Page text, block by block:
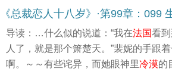
《总裁恋人十八岁》·第99章：099
导读：…什么似的说道：“我在法国看
人了，就是那个箫楚天。”裴妮的手跟
啊。～～有些诧异，而她眼神里冷漠的